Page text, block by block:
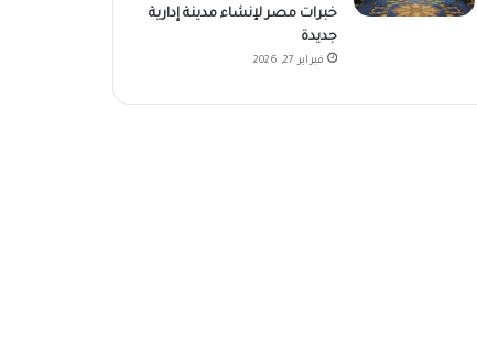
خبرات مصر لإنشاء مدينة إدارية
جديدة
فبراير 27, 2026